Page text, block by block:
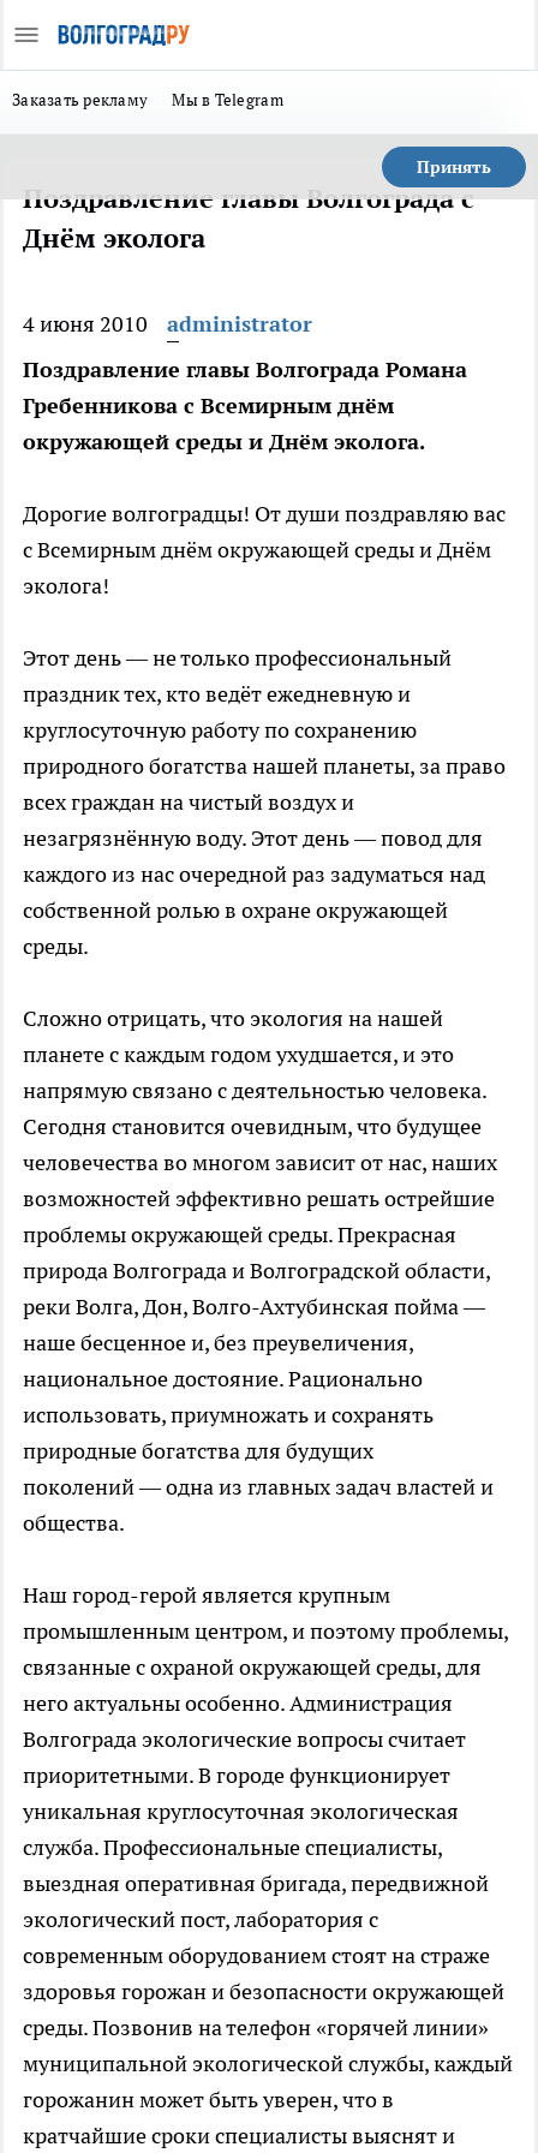
Заказать рекламу Мы в Telegram
Принять
Поздравление главы Волгограда с
Днём эколога
4 июня 2010
administrator
Поздравление главы Волгограда Романа
Гребенникова с Всемирным днём
окружающей среды и Днём эколога.
Дорогие волгоградцы! От души поздравляю вас
с Всемирным днём окружающей среды и Днём
эколога!
Этот день — не только профессиональный
праздник тех, кто ведёт ежедневную и
круглосуточную работу по сохранению
природного богатства нашей планеты, за право
всех граждан на чистый воздух и
незагрязнённую воду. Этот день — повод для
каждого из нас очередной раз задуматься над
собственной ролью в охране окружающей
среды.
Сложно отрицать, что экология на нашей
планете с каждым годом ухудшается, и это
напрямую связано с деятельностью человека.
Сегодня становится очевидным, что будущее
человечества во многом зависит от нас, наших
возможностей эффективно решать острейшие
проблемы окружающей среды. Прекрасная
природа Волгограда и Волгоградской области,
реки Волга, Дон, Волго-Ахтубинская пойма —
наше бесценное и, без преувеличения,
национальное достояние. Рационально
использовать, приумножать и сохранять
природные богатства для будущих
поколений — одна из главных задач властей и
общества.
Наш город-герой является крупным
промышленным центром, и поэтому проблемы,
связанные с охраной окружающей среды, для
него актуальны особенно. Администрация
Волгограда экологические вопросы считает
приоритетными. В городе функционирует
уникальная круглосуточная экологическая
служба. Профессиональные специалисты,
выездная оперативная бригада, передвижной
экологический пост, лаборатория с
современным оборудованием стоят на страже
здоровья горожан и безопасности окружающей
среды. Позвонив на телефон «горячей линии»
муниципальной экологической службы, каждый
горожанин может быть уверен, что в
кратчайшие сроки специалисты выяснят и